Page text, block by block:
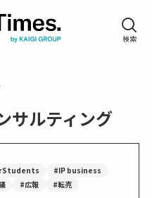
サルティング
#IP business
#広報 #転売